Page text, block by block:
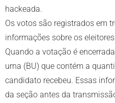
hackeada.
Os votos são registrados em
informações sobre os
Quando a votação é
urna (BU) que contém a
candidato recebeu. Essas
da seção antes da